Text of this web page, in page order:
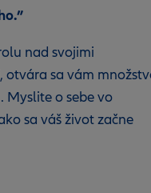
nad svojimi
otvára sa vám
Myslite o sebe vo
sa váš život začne